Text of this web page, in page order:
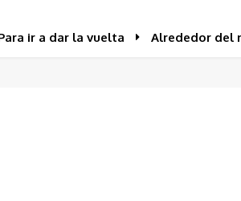
ir a dar la vuelta Alrededor del